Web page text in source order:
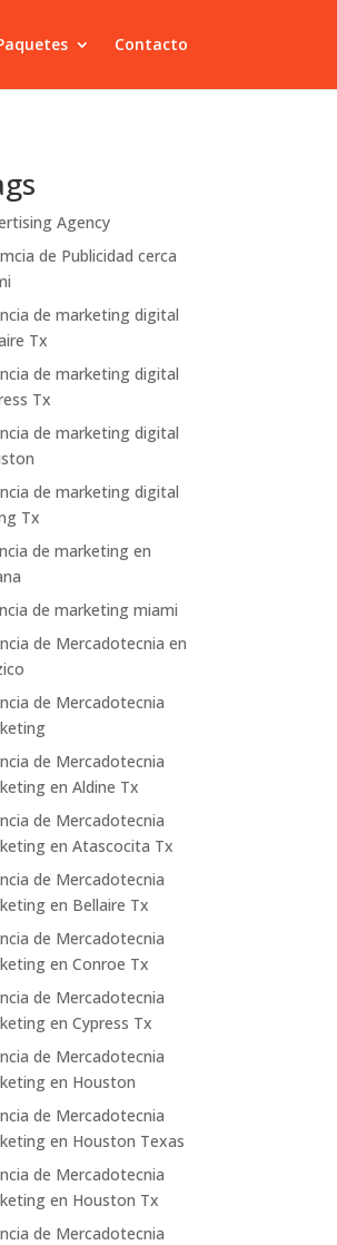
Contacto
Agency
de Publicidad cerca
de marketing digital
Tx
de marketing digital
Tx
de marketing digital
de marketing digital
Tx
de marketing en
de marketing miami
de Mercadotecnia en
de Mercadotecnia
de Mercadotecnia
en Aldine Tx
de Mercadotecnia
en Atascocita Tx
de Mercadotecnia
en Bellaire Tx
de Mercadotecnia
en Conroe Tx
de Mercadotecnia
en Cypress Tx
de Mercadotecnia
en Houston
de Mercadotecnia
en Houston Texas
de Mercadotecnia
en Houston Tx
de Mercadotecnia